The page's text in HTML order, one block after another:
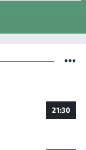
21:30